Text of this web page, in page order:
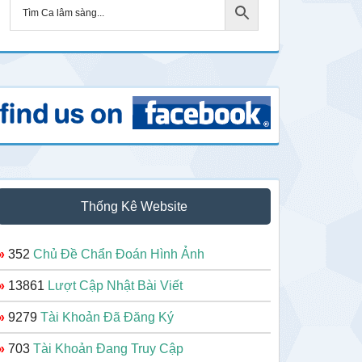
Thống Kê Website
352 Chủ Đề Chẩn Đoán Hình Ảnh
13861 Lượt Cập Nhật Bài Viết
9279 Tài Khoản Đã Đăng Ký
703 Tài Khoản Đang Truy Cập